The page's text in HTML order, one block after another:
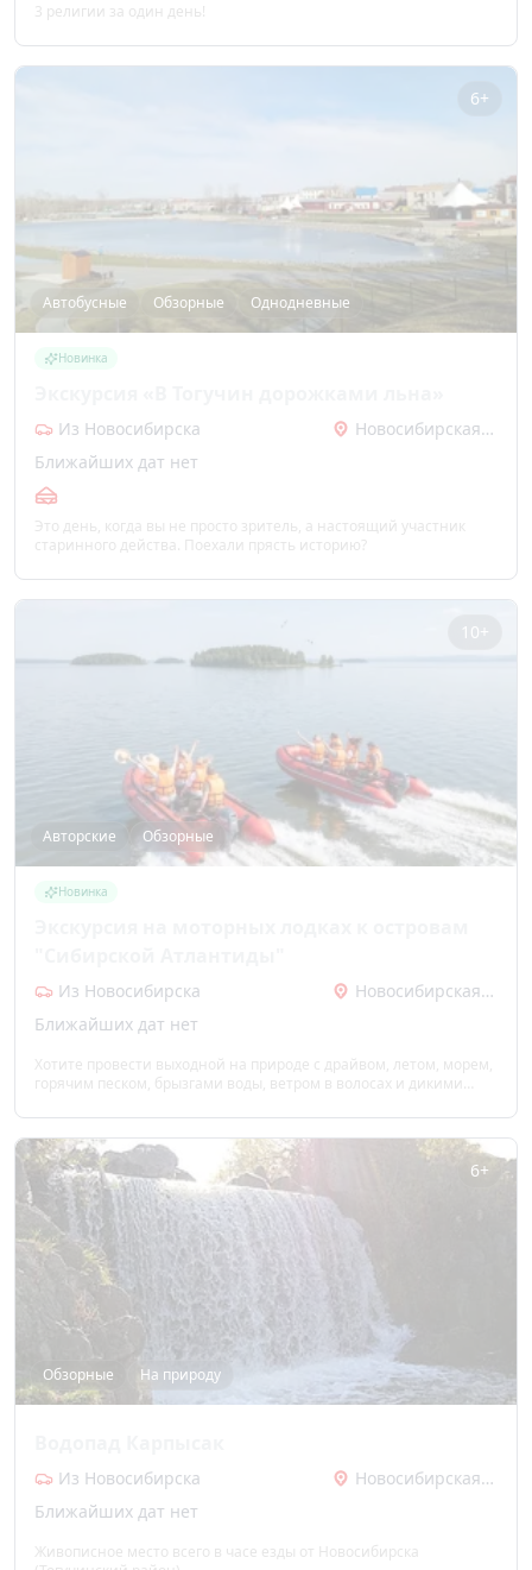
3 религии за один день!
6+
Автобусные Обзорные Однодневные
Новинка
Из Новосибирска
Новосибирская область
Ближайших дат нет
Это день, когда вы не просто зритель, а настоящий участник
старинного действа. Поехали прясть историю?
10+
Авторские Обзорные
Новинка
Из Новосибирска
Новосибирская область
Ближайших дат нет
Хотите провести выходной на природе с драйвом, летом, морем,
горячим песком, брызгами воды, ветром в волосах и дикими
на моторных лодках по Обскому морю.
6+
Обзорные На природу
Из Новосибирска
Новосибирская область
Ближайших дат нет
Живописное место всего в часе езды от Новосибирска